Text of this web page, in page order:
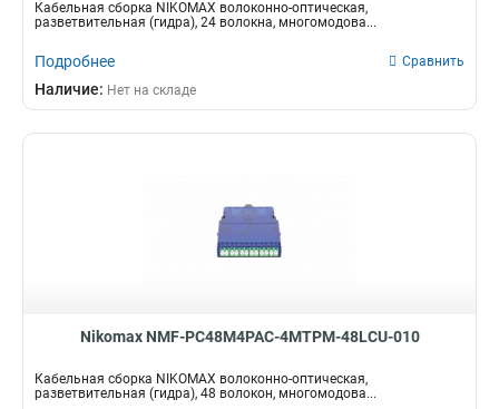
Кабельная сборка NIKOMAX волоконно-оптическая,
разветвительная (гидра), 24 волокна, многомодова...
Подробнее Сравнить
Наличие: Нет на складе
Nikomax NMF-PC48M4PAC-4MTPM-48LCU-010
Кабельная сборка NIKOMAX волоконно-оптическая,
разветвительная (гидра), 48 волокон, многомодова...